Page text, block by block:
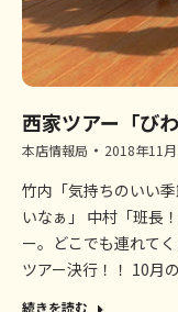
西家ツアー「び
本店情報局 2018年11
竹内「気持ちのいい
いなぁ」 中村「班長
ー。どこでも連れて
ツアー決行！！ 10月
続きを読む